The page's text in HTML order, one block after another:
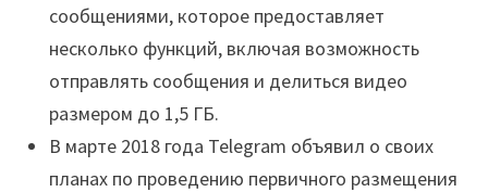
сообщениями, которое предоставляет
несколько функций, включая возможность
отправлять сообщения и делиться видео
размером до 1,5 ГБ.
В марте 2018 года Telegram объявил о своих
планах по проведению первичного размещения